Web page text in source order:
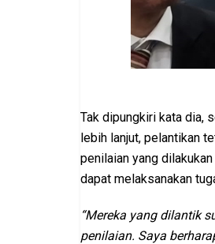
Tak dipungkiri kata dia,
lebih lanjut, pelantikan
penilaian yang
dapat melaksanakan
“Mereka yang dilantik
penilaian. Saya